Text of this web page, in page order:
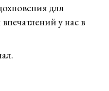
для
у нас в